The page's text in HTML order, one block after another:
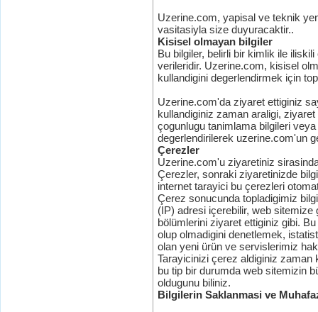
Uzerine.com, yapisal ve teknik
vasitasiyla size duyuracaktir..
Kisisel olmayan bilgiler
Bu bilgiler, belirli bir kimlik ile
verileridir. Uzerine.com, kisisel
kullandigini degerlendirmek için
Uzerine.com'da ziyaret ettiginiz
kullandiginiz zaman araligi,
çogunlugu tanimlama bilgileri
degerlendirilerek uzerine.com'un
Çerezler
Uzerine.com'u ziyaretiniz
Çerezler, sonraki ziyaretinizde
internet tarayici bu çerezleri
Çerez sonucunda topladigimiz
(IP) adresi içerebilir, web
bölümlerini ziyaret ettiginiz gibi.
olup olmadigini denetlemek,
olan yeni ürün ve servislerimiz
Tarayicinizi çerez aldiginiz
bu tip bir durumda web sitemizin
oldugunu biliniz.
Bilgilerin Saklanmasi ve